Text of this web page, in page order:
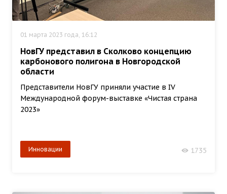
01 марта 2023 года, 16:12
НовГУ представил в Сколково концепцию
карбонового полигона в Новгородской
области
Представители НовГУ приняли участие в IV
Международной форум-выставке «Чистая страна
2023»
Инновации 1735